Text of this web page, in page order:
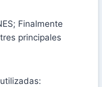
Finalmente
principales